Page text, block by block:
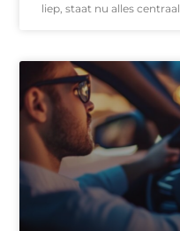
liep, staat nu alles centraal